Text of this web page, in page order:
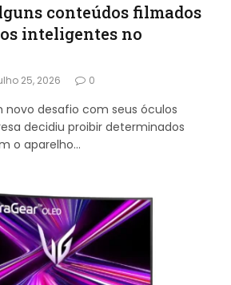
conteúdos filmados
inteligentes no
25, 2026 0
desafio com seus óculos
decidiu proibir determinados
o aparelho…